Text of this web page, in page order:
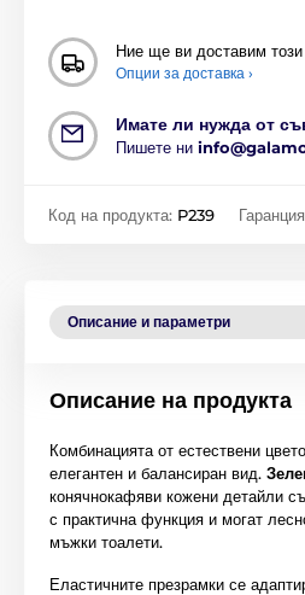
Ние ще ви доставим този
Опции за доставка ›
Имате ли нужда от
Пишете ни
Код на продукта: P239
Описание и параметри
Описание на продукта
Комбинацията от естествени
елегантен и балансиран вид.
конячнокафяви кожени детайли
с практична функция и могат
мъжки тоалети.
Еластичните презрамки се